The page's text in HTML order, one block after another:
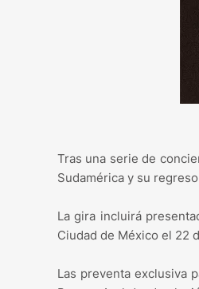
Tras una serie de
Sudamérica y su
La gira incluirá
Ciudad de México el 22
Las preventa exclusiva